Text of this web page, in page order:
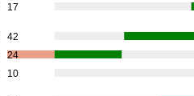
17
42
24
10